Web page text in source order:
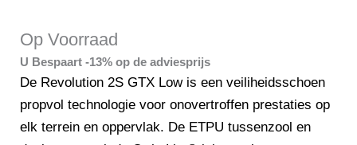
was:
€249,95.€217,45.
Op Voorraad
U Bespaart -13% op de adviesprijs
De Revolution 2S GTX Low is een veiliheidsschoen
propvol technologie voor onovertroffen prestaties op
elk terrein en oppervlak. De ETPU tussenzool en